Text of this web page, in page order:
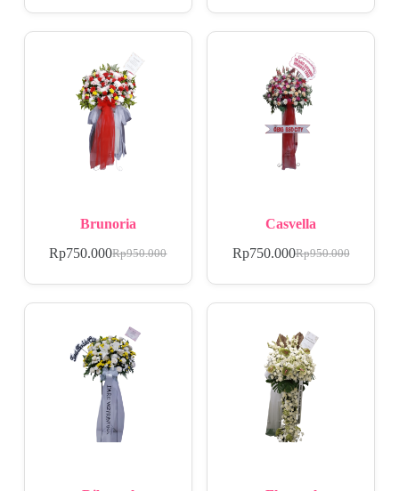
Brunoria
Rp950.000
Rp750.000
Casvella
Rp950.000
Rp750.000